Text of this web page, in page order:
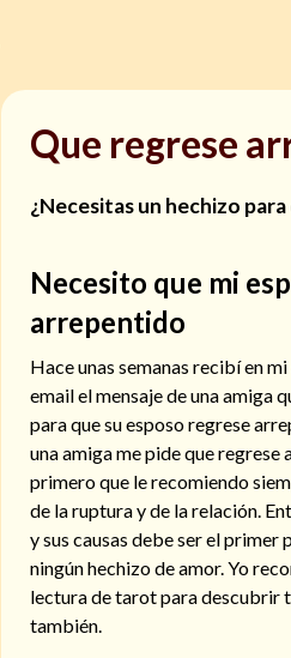
Que regrese
¿Necesitas un hechizo
Necesito que mi
arrepentido
Hace unas semanas recibí en
email el mensaje de una amiga
para que su esposo regrese
una amiga me pide que
primero que le recomiendo
de la ruptura y de la relación.
y sus causas debe ser el primer
ningún hechizo de amor. Yo
lectura de tarot para descubrir
también.